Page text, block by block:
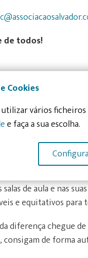
de todos!
que desenvolvem o
Lúdico-
gratuita, para
de aula e nas
e equitativos para
diferença chegue
de forma
Cookies
vários
e faça a sua escolha.